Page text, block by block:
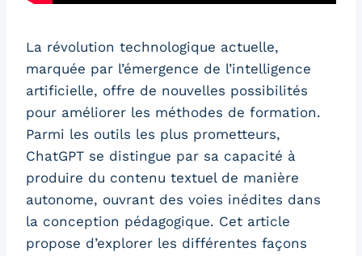
La révolution technologique actuelle,
marquée par l’émergence de l’intelligence
artificielle, offre de nouvelles possibilités
pour améliorer les méthodes de formation.
Parmi les outils les plus prometteurs,
ChatGPT se distingue par sa capacité à
produire du contenu textuel de manière
autonome, ouvrant des voies inédites dans
la conception pédagogique. Cet article
propose d’explorer les différentes façons